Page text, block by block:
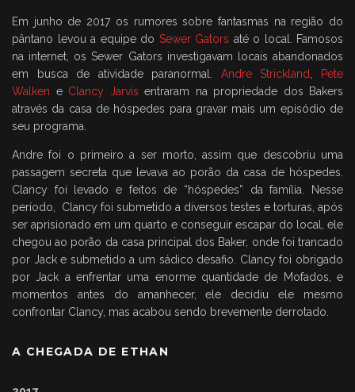
Em junho de 2017 os rumores sobre fantasmas na região do
pântano levou a equipe do Sewer Gators até o local. Famosos
na internet, os Sewer Gators investigavam locais abandonados
em busca de atividade paranormal. Andre Strickland
Pete
Walken e Clancy Jarvis entraram na propriedade dos Bakers
através da casa de hóspedes para gravar mais um episódio de
seu programa.
Andre foi o primeiro a ser morto, assim que descobriu uma
passagem secreta que levava ao porão da casa de hóspedes.
Clancy foi levado e feitos de “hóspedes” da família. Nesse
período, Clancy foi submetido a diversos testes e torturas, após
ser aprisionado em um quarto e conseguir escapar do local, ele
chegou ao porão da casa principal dos Baker, onde foi trancado
por Jack e submetido a um sádico desafio. Clancy foi obrigado
por Jack a enfrentar uma enorme quantidade de Mofados, e
momentos antes do amanhecer, ele decidiu ele mesmo
confrontar Clancy, mas acabou sendo brevemente derrotado.
A CHEGADA DE ETHAN